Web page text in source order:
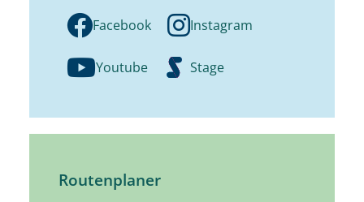
Facebook Instagram
Youtube Stage
Routenplaner